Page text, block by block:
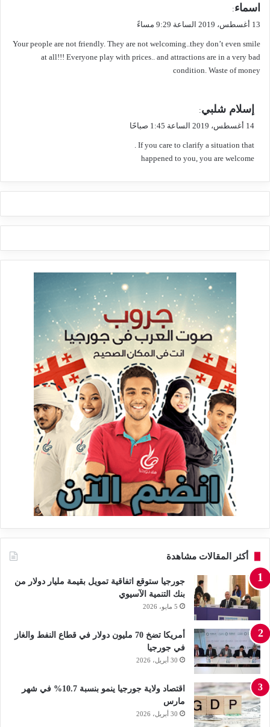
ي
ل
اسماء:
13 أغسطس، 2019 الساعة 9:29 مساءً
Your people are not friendly. They are not welcoming..they don’t even smile
at all!!! Everyone play with prices.. and attractions are in a very bad
condition. Waste of money
ي
ل
إسلام شلبي:
14 أغسطس، 2019 الساعة 1:45 صباحًا
If you care to clarify a situation that .
happened to you, you are welcome
أكثر المقالات مشاهدة
جورجيا ستوقع اتفاقية تمويل بقيمة مليار دولار من
بنك التنمية الآسيوي
5 مايو، 2026
أمريكا تضخ 70 مليون دولار في قطاع النفط والغاز
في جورجيا
30 أبريل، 2026
اقتصاد ولاية جورجيا ينمو بنسبة 10.7% في شهر
مارس
30 أبريل، 2026